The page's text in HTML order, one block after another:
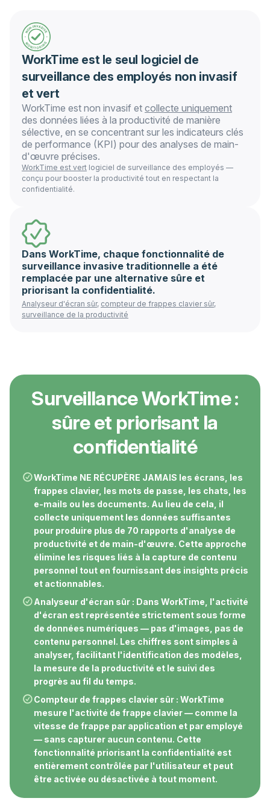
WorkTime est le seul logiciel de
surveillance des employés non invasif
et vert
WorkTime est non invasif et collecte uniquement
des données liées à la productivité de manière
sélective, en se concentrant sur les indicateurs clés
de performance (KPI) pour des analyses de main-
d'œuvre précises.
WorkTime est vert logiciel de surveillance des employés —
conçu pour booster la productivité tout en respectant la
confidentialité.
Dans WorkTime, chaque fonctionnalité de
surveillance invasive traditionnelle a été
remplacée par une alternative sûre et
priorisant la confidentialité.
Analyseur d'écran sûr, compteur de frappes clavier sûr,
surveillance de la productivité
Surveillance WorkTime :
sûre et priorisant la
confidentialité
WorkTime NE RÉCUPÈRE JAMAIS les écrans, les
frappes clavier, les mots de passe, les chats, les
e-mails ou les documents. Au lieu de cela, il
collecte uniquement les données suffisantes
pour produire plus de 70 rapports d'analyse de
productivité et de main-d'œuvre. Cette approche
élimine les risques liés à la capture de contenu
personnel tout en fournissant des insights précis
et actionnables.
Analyseur d'écran sûr : Dans WorkTime, l'activité
d'écran est représentée strictement sous forme
de données numériques — pas d'images, pas de
contenu personnel. Les chiffres sont simples à
analyser, facilitant l'identification des modèles,
la mesure de la productivité et le suivi des
progrès au fil du temps.
Compteur de frappes clavier sûr : WorkTime
mesure l'activité de frappe clavier — comme la
vitesse de frappe par application et par employé
— sans capturer aucun contenu. Cette
fonctionnalité priorisant la confidentialité est
entièrement contrôlée par l'utilisateur et peut
être activée ou désactivée à tout moment.